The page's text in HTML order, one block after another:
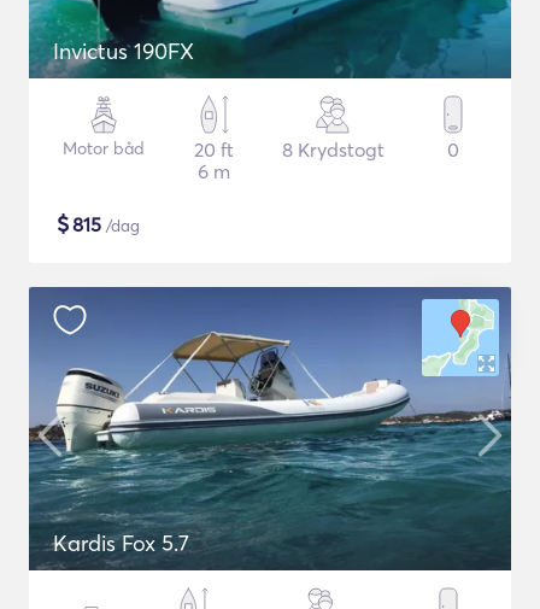
Invictus 190FX
Motor båd
20 ft
6 m
8 Krydstogt 0
$815 /dag
Kardis Fox 5.7